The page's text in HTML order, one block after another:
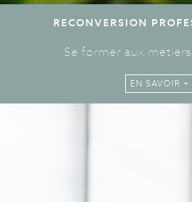
RECONVERSION
Se former aux
EN SAVOIR +